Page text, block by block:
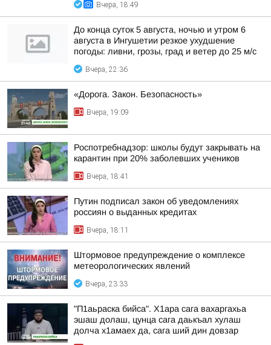
Вчера, 18:49
До конца суток 5 августа, ночью и утром 6
августа в Ингушетии резкое ухудшение
погоды: ливни, грозы, град и ветер до 25 м/с
Вчера, 22:36
«Дорога. Закон. Безопасность»
Вчера, 19:09
Роспотребнадзор: школы будут закрывать на
карантин при 20% заболевших учеников
Вчера, 18:41
Путин подписал закон об уведомлениях
россиян о выданных кредитах
Вчера, 18:11
Штормовое предупреждение о комплексе
метеорологических явлений
Вчера, 23:33
"П1аьраска бийса". Х1ара сага вахаргахьа
эшаш долаш, цунца сага даькъал хулаш
долча х1амаех да, сага ший дин довзар